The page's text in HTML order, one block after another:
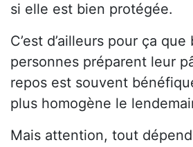
si elle est bien protégée.
C’est d’ailleurs pour ça
personnes préparent leur
repos est souvent
plus homogène le
Mais attention, tout